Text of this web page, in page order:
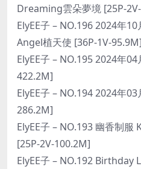
Dreaming雲朵夢境 [25P-
ElyEE子 – NO.196 2024年
Angel植天使 [36P-1V-95.9M]
ElyEE子 – NO.195 2024年
422.2M]
ElyEE子 – NO.194 2024年
286.2M]
ElyEE子 – NO.193 幽香制
[25P-2V-100.2M]
ElyEE子 – NO.192 Birthday